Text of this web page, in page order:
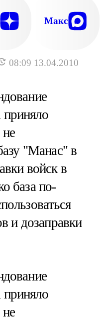
08:09 13.04.2010
Макс
"Манас" в
войск в
база по-
и дозаправки